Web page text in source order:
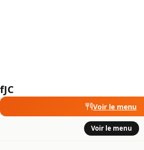
fJC
Voir le menu
· Voir le menu